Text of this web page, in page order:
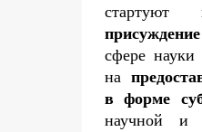
стартуют
сфере
на
в форме
научной и